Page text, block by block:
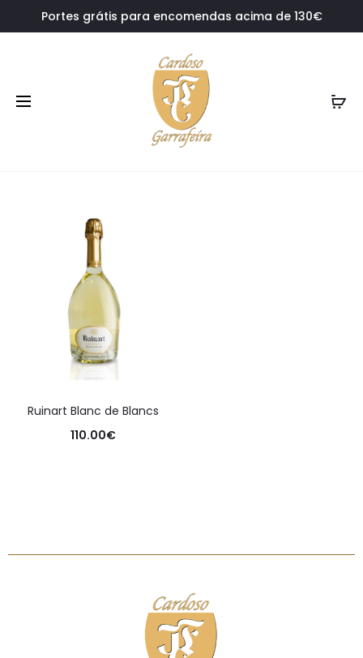
Portes grátis para encomendas acima de 130€
Ruinart Blanc de Blancs
110.00€